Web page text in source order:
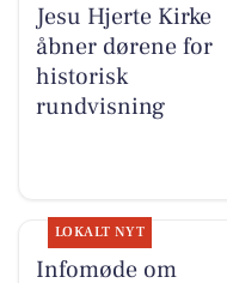
Jesu Hjerte Kirke
åbner dørene for
historisk
rundvisning
LOKALT NYT
Infomøde om